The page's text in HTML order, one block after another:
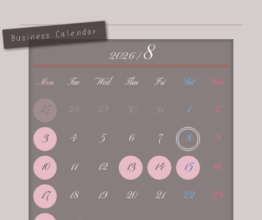
Business Calendar
2026 /8
Mon Tue Wed Thu Fri Sat Sun
27 28 29 30 31 1 2
3 4 5 6 7 8 9
10 11 12 13 14 15 16
17 18 19 20 21 22 23